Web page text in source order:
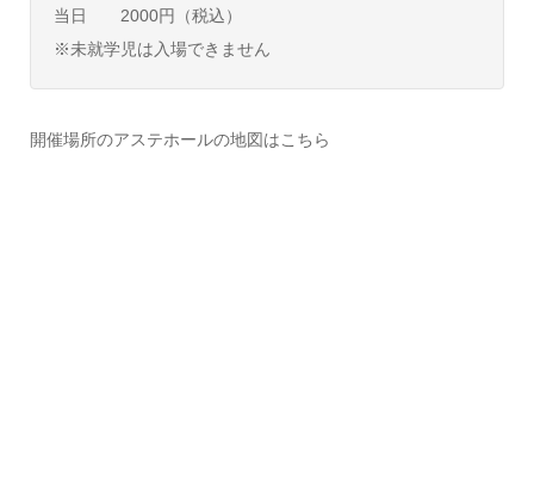
当日 2000円（税込）
※未就学児は入場できません
開催場所のアステホールの地図はこちら